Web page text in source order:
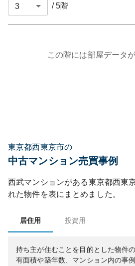
/5階
この階には部屋データ
東京都西東京市の
中古マンション売買事例
西武マンションがある東京都西東
れた物件を表にまとめました。
居住用 投資用
持ち主が住むことを目的とした物件
有面積や築年数、マンション内の事